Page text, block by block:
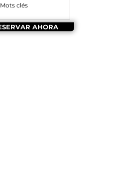
AHORA